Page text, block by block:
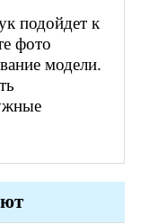
подойдет к
фото
модели.